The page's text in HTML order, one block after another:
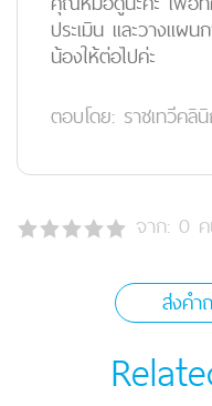
ประเมิน และวางแผน
น้องให้ต่อไปค่ะ
ตอบโดย: ราชเทวีคลิ
จาก: 0
ส่งคำ